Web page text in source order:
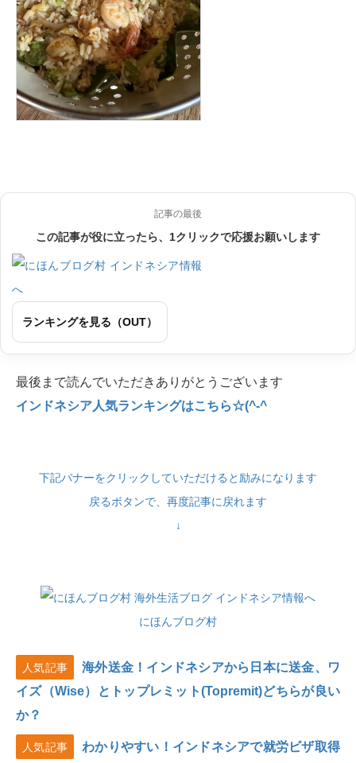
記事の最後
この記事が役に立ったら、1クリックで応援お願いします
ランキングを見る（OUT）
最後まで読んでいただきありがとうございます
インドネシア人気ランキングはこちら☆(^-^
下記バナーをクリックしていただけると励みになります
戻るボタンで、再度記事に戻れます
↓
にほんブログ村
人気記事
海外送金！インドネシアから日本に送金、ワ
イズ（Wise）とトップレミット(Topremit)どちらが良い
か？
人気記事
わかりやすい！インドネシアで就労ビザ取得